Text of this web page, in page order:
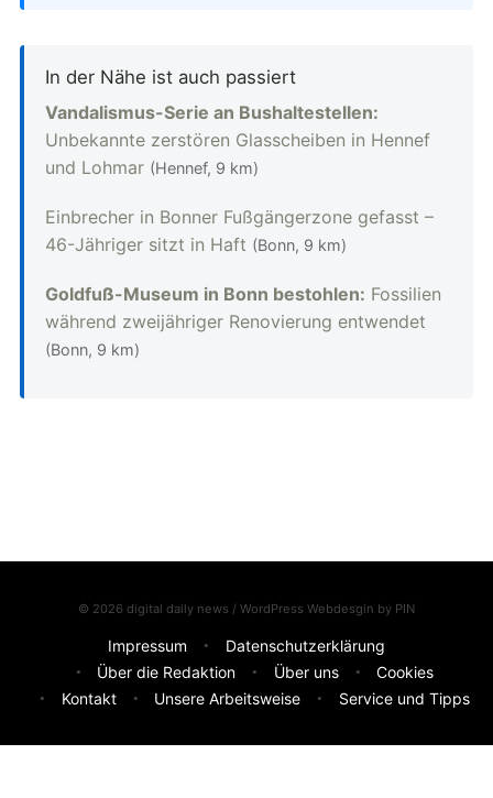
In der Nähe ist auch passiert
Vandalismus-Serie an Bushaltestellen:
Unbekannte zerstören Glasscheiben in Hennef
und Lohmar (Hennef, 9 km)
Einbrecher in Bonner Fußgängerzone gefasst –
46-Jähriger sitzt in Haft (Bonn, 9 km)
Goldfuß-Museum in Bonn bestohlen: Fossilien
während zweijähriger Renovierung entwendet
(Bonn, 9 km)
© 2026 digital daily news / WordPress Webdesgin by PIN
Impressum
Datenschutzerklärung
Über die Redaktion
Über uns
Cookies
Kontakt
Unsere Arbeitsweise Service und Tipps